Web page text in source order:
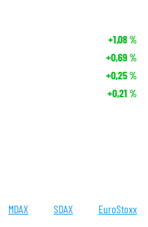
+1,08%
+0,69%
+0,25%
+0,21 %
MDAX SDAX EuroStoxx